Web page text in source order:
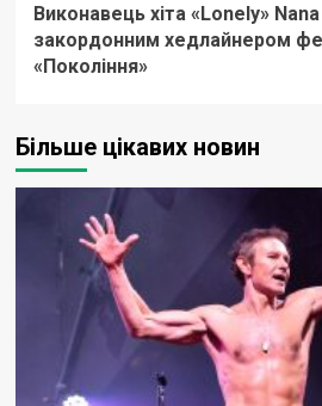
Виконавець хіта «Lonely»
закордонним хедлайнером
«Покоління»
Більше цікавих новин